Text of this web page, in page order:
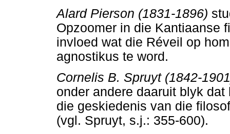
Alard Pierson (1831-1896)
Opzoomer in die Kantiaanse
invloed wat die Réveil op
agnostikus te word.
Cornelis B. Spruyt (1842-
onder andere daaruit blyk
die geskiedenis van die
(vgl. Spruyt, s.j.: 355-600).